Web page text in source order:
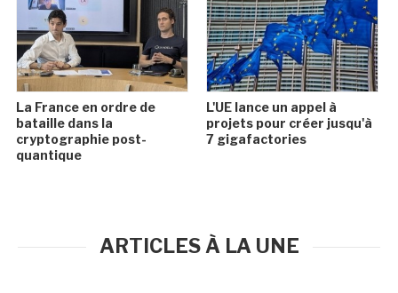
La France en ordre de
bataille dans la
cryptographie post-
quantique
L'UE lance un appel à
projets pour créer jusqu'à
7 gigafactories
ARTICLES À LA UNE